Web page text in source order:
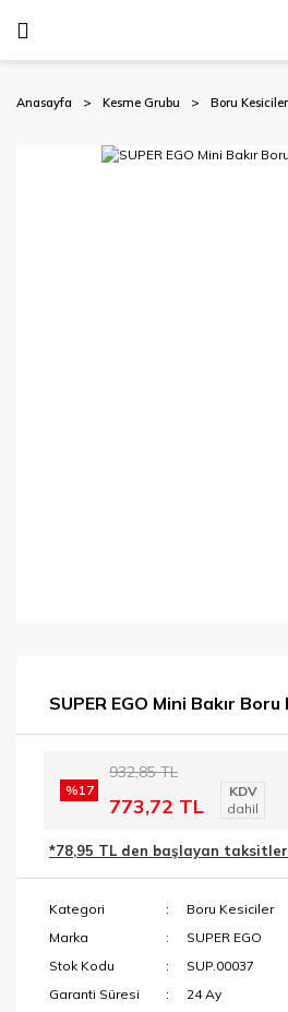
Anasayfa Kesme Grubu Boru Kesiciler
SUPER EGO Mini Bakır
%17
932,85 TL
773,72 TL
KDV
dahil
*78,95 TL den başlayan
Kategori
Boru Kesiciler
Marka
SUPER EGO
Stok Kodu
SUP.00037
Garanti Süresi
24 Ay